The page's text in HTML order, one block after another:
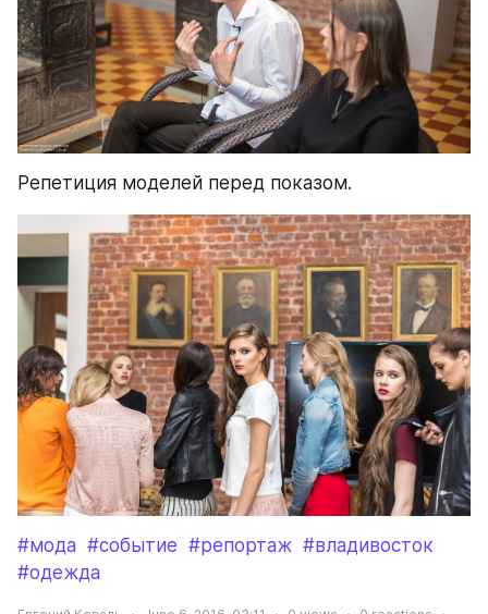
Репетиция моделей перед показом.
#мода #событие #репортаж #владивосток
#одежда